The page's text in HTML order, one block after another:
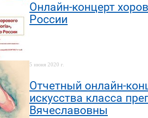
Онлайн-концерт
России
5 июня 2020 г.
Отчетный онлайн-
искусства класса
Вячеславовны